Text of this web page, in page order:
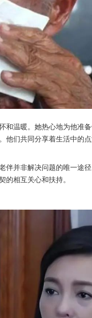
和温暖。她热心地为他准
他们共同分享着生活中的
伴并非解决问题的唯一途
相互关心和扶持。